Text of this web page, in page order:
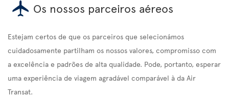
Os nossos parceiros aéreos
Estejam certos de que os parceiros que selecionámos
cuidadosamente partilham os nossos valores, compromisso com
a excelência e padrões de alta qualidade. Pode, portanto, esperar
uma experiência de viagem agradável comparável à da Air
Transat.